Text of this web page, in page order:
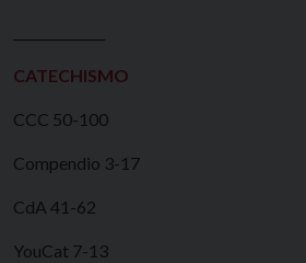
CATECHISMO
CCC 50-100
Compendio 3-17
CdA 41-62
YouCat 7-13